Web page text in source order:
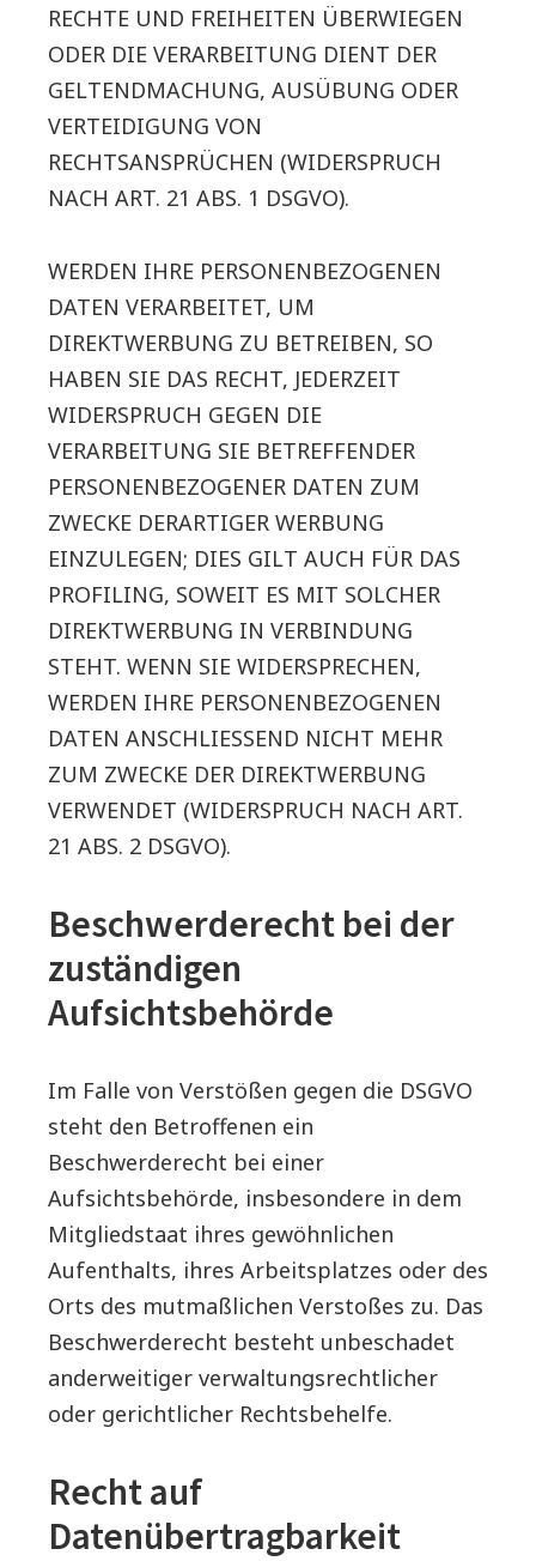
RECHTE UND FREIHEITEN ÜBERWIEGEN
ODER DIE VERARBEITUNG DIENT DER
GELTENDMACHUNG, AUSÜBUNG ODER
VERTEIDIGUNG VON
RECHTSANSPRÜCHEN (WIDERSPRUCH
NACH ART. 21 ABS. 1 DSGVO).
WERDEN IHRE PERSONENBEZOGENEN
DATEN VERARBEITET, UM
DIREKTWERBUNG ZU BETREIBEN, SO
HABEN SIE DAS RECHT, JEDERZEIT
WIDERSPRUCH GEGEN DIE
VERARBEITUNG SIE BETREFFENDER
PERSONENBEZOGENER DATEN ZUM
ZWECKE DERARTIGER WERBUNG
EINZULEGEN; DIES GILT AUCH FÜR DAS
PROFILING, SOWEIT ES MIT SOLCHER
DIREKTWERBUNG IN VERBINDUNG
STEHT. WENN SIE WIDERSPRECHEN,
WERDEN IHRE PERSONENBEZOGENEN
DATEN ANSCHLIESSEND NICHT MEHR
ZUM ZWECKE DER DIREKTWERBUNG
VERWENDET (WIDERSPRUCH NACH ART.
21 ABS. 2 DSGVO).
Beschwerderecht bei der
zuständigen
Aufsichtsbehörde
Im Falle von Verstößen gegen die DSGVO
steht den Betroffenen ein
Beschwerderecht bei einer
Aufsichtsbehörde, insbesondere in dem
Mitgliedstaat ihres gewöhnlichen
Aufenthalts, ihres Arbeitsplatzes oder des
Orts des mutmaßlichen Verstoßes zu. Das
Beschwerderecht besteht unbeschadet
anderweitiger verwaltungsrechtlicher
oder gerichtlicher Rechtsbehelfe.
Recht auf
Datenübertragbarkeit